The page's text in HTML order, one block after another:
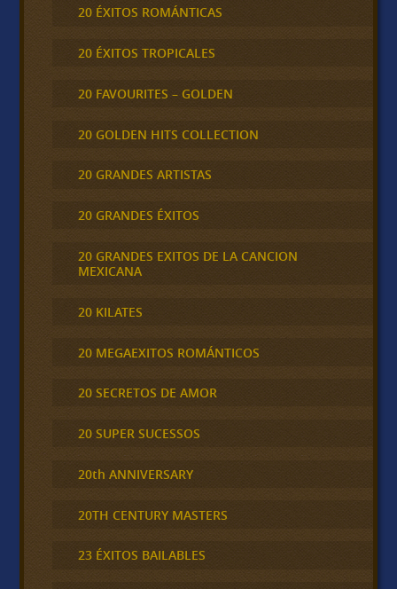
20 ÉXITOS ROMÁNTICAS
20 ÉXITOS TROPICALES
20 FAVOURITES – GOLDEN
20 GOLDEN HITS COLLECTION
20 GRANDES ARTISTAS
20 GRANDES ÉXITOS
20 GRANDES EXITOS DE LA CANCION
MEXICANA
20 KILATES
20 MEGAEXITOS ROMÁNTICOS
20 SECRETOS DE AMOR
20 SUPER SUCESSOS
20th ANNIVERSARY
20TH CENTURY MASTERS
23 ÉXITOS BAILABLES